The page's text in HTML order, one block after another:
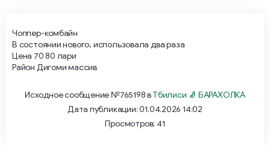
Чоппер-комбайн
В состоянии нового, использовала два раза
Цена 70 80 лари
Район Дигоми массив
Исходное сообщение №765198 вТбилиси 🧦 БАРАХОЛКА
Дата публикации: 01.04.2026 14:02
Просмотров: 41